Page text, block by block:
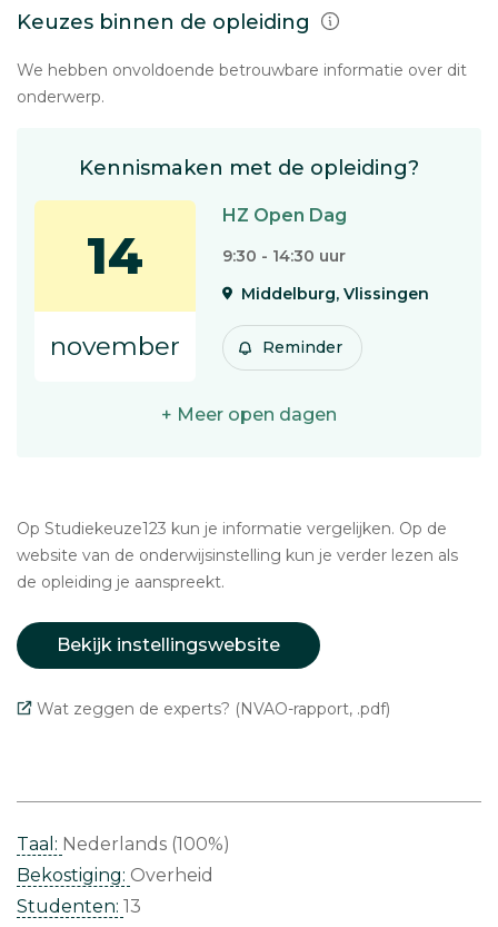
Keuzes binnen de opleiding
We hebben onvoldoende betrouwbare informatie over dit
onderwerp.
Kennismaken met de opleiding?
14
november
HZ Open Dag
9:30 - 14:30 uur
Middelburg, Vlissingen
Reminder
+ Meer open dagen
Op Studiekeuze123 kun je informatie vergelijken. Op de
website van de onderwijsinstelling kun je verder lezen als
de opleiding je aanspreekt.
Bekijk instellingswebsite
Wat zeggen de experts? (NVAO-rapport, .pdf)
Taal: Nederlands (100%)
Bekostiging: Overheid
Studenten: 13